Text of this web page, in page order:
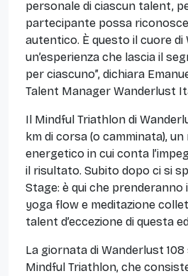
personale di ciascun talent,
partecipante possa
autentico. È questo il cuore di
un’esperienza che lascia il
per ciascuno”, dichiara
Talent Manager Wanderlust
Il Mindful Triathlon di
km di corsa (o camminata),
energetico in cui conta
il risultato. Subito dopo ci si
Stage: è qui che prenderanno
yoga flow e meditazione
talent d’eccezione di questa
La giornata di Wanderlust
Mindful Triathlon, che